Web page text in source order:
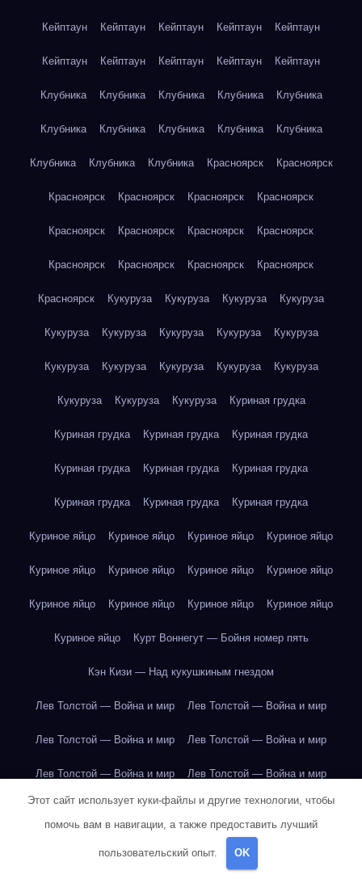
Кейптаун Кейптаун Кейптаун Кейптаун Кейптаун
Кейптаун Кейптаун Кейптаун Кейптаун Кейптаун
Клубника Клубника Клубника Клубника Клубника
Клубника Клубника Клубника Клубника Клубника
Клубника Клубника Клубника Красноярск Красноярск
Красноярск Красноярск Красноярск Красноярск
Красноярск Красноярск Красноярск Красноярск
Красноярск Красноярск Красноярск Красноярск
Красноярск Кукуруза Кукуруза Кукуруза Кукуруза
Кукуруза Кукуруза Кукуруза Кукуруза Кукуруза
Кукуруза Кукуруза Кукуруза Кукуруза Кукуруза
Кукуруза Кукуруза Кукуруза Куриная грудка
Куриная грудка Куриная грудка Куриная грудка
Куриная грудка Куриная грудка Куриная грудка
Куриная грудка Куриная грудка Куриная грудка
Куриное яйцо Куриное яйцо Куриное яйцо Куриное яйцо
Куриное яйцо Куриное яйцо Куриное яйцо Куриное яйцо
Куриное яйцо Куриное яйцо Куриное яйцо Куриное яйцо
Куриное яйцо Курт Воннегут — Бойня номер пять
Кэн Кизи — Над кукушкиным гнездом
Лев Толстой — Война и мир Лев Толстой — Война и мир
Лев Толстой — Война и мир Лев Толстой — Война и мир
Лев Толстой — Война и мир Лев Толстой — Война и мир
Лев Толстой — Война и мир Лев Толстой — Война и мир
Лев Толстой — Война и мир
Этот сайт использует куки-файлы и другие технологии, чтобы
помочь вам в навигации, а также предоставить лучший
пользовательский опыт. OK